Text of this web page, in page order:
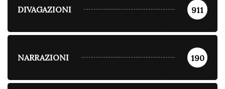
DIVAGAZIONI 911
NARRAZIONI 190